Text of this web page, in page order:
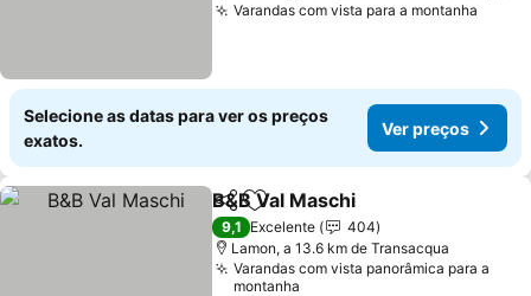
Varandas com vista para a montanha
Selecione as datas para ver os preços
exatos.
Ver preços
PartilharAdicionar aos favoritos
B&B Val Maschi
9,1 Excelente
404
Lamon, a 13.6 km de Transacqua
Varandas com vista panorâmica para a
montanha